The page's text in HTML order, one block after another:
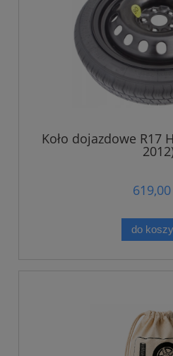
Koło dojazdowe R17
619,00
do